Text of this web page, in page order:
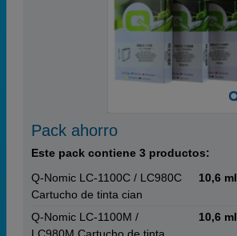
Pack ahorro
Este pack contiene 3 productos:
Q-Nomic LC-1100C / LC980C
Cartucho de tinta cian
10,6 ml
Q-Nomic LC-1100M /
10,6 ml